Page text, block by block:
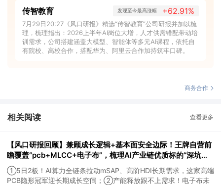
传智教育 发现至今最高涨幅 +62.91%
7月29日20:27《风口研报》精选“传智教育”公司研报并加以梳
理，梳理指出：2026上半年AI岗位大增，人才供需错配带动培
训需求，公司搭建涵盖大模型、智能体等多元AI课程，依托自
有院校、高校合作，搭配华为、阿里云合作加持筑牢口碑。
商务合作
相关阅读 查看更多
【风口研报回顾】兼顾成长逻辑+基本面安全边际！王牌自营前
瞻覆盖“pcb+MLCC+电子布”，梳理AI产业链优质标的“深坑起
跳”
①5日2板！AI算力全链条拉动mSAP、高阶HDI长期需求，这家高端
PCB隐形冠军迎长期成长空间；②产能释放跟不上需求！电子布未